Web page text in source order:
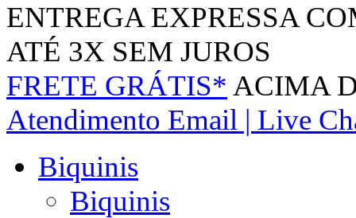
ENTREGA EXPRESSA
ATÉ 3X SEM JUROS
FRETE GRÁTIS* ACIMA
Atendimento Email | Live
Biquinis
Biquinis